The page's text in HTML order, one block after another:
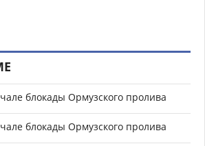
блокады Ормузского пролива
блокады Ормузского пролива